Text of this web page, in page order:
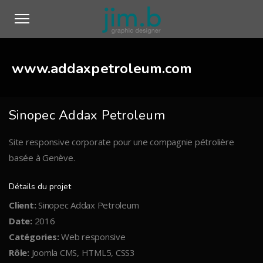
www.addaxpetroleum.com
Sinopec Addax Petroleum
Site responsive corporate pour une compagnie pétrolière
basée à Genève.
Détails du projet
Client: Sinopec Addax Petroleum
Date: 2016
Catégories: Web responsive
Rôle: Joomla CMS, HTML5, CSS3